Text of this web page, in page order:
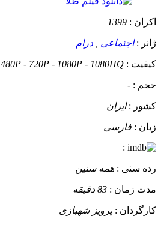
اکران : 1399
ژانر :اجتماعی درام
کیفیت : 480P - 720P - 1080P - 1080HQ
حجم : -
کشور :ایران
زبان : فارسی
:
رده سنی : همه سنین
مدت زمان : 83 دقیقه
کارگردان :پرویز شهبازی